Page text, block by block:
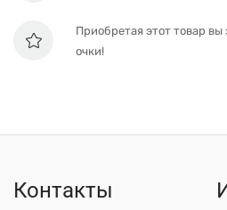
Приобретая этот товар
очки!
Контакты